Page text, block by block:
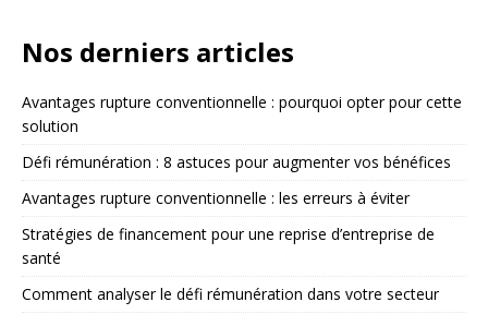
Nos derniers articles
Avantages rupture conventionnelle : pourquoi opter pour cette
solution
Défi rémunération : 8 astuces pour augmenter vos bénéfices
Avantages rupture conventionnelle : les erreurs à éviter
Stratégies de financement pour une reprise d’entreprise de
santé
Comment analyser le défi rémunération dans votre secteur